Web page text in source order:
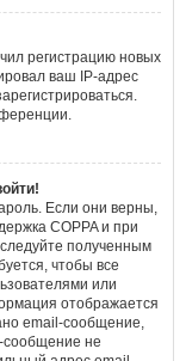
регистрацию новых
ваш IP-адрес
Если они верны,
COPPA и при
полученным
чтобы все
или
отображается
email-сообщение,
сообщение не